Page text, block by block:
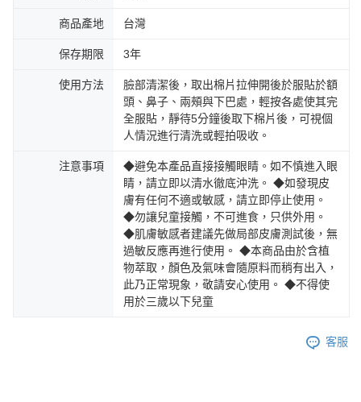
商品產地 台灣
保存期限 3年
使用方法
臉部清潔後，取出棉片拉伸開後於服貼於額
頭、鼻子、兩頰與下巴處，輕按各處使其完
全服貼，靜待5分鐘後取下棉片後，可視個
人情況進行清洗或輕拍吸收。
注意事項
◆避免本產品直接接觸眼睛。如不慎進入眼
睛，請立即以清水徹底沖洗。 ◆如發現皮
膚有任何不適或敏感，請立即停止使用。
◆勿讓兒童接觸，不可進食，只供外用。
◆肌膚敏感者建議先做局部皮膚測試後，無
過敏反應再進行使用。 ◆本商品由於含植
物萃取，顏色及氣味會隨原料而稍有出入，
此乃正常現象，敬請安心使用。 ◆不得使
用於三歲以下兒童
客服